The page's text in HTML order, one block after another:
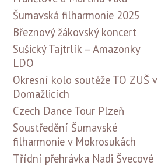
Šumavská filharmonie 2025
Březnový žákovský koncert
Sušický Tajtrlík – Amazonky
LDO
Okresní kolo soutěže TO ZUŠ v
Domažlicích
Czech Dance Tour Plzeň
Soustředění Šumavské
filharmonie v Mokrosukách
Třídní přehrávka Nadi Švecové